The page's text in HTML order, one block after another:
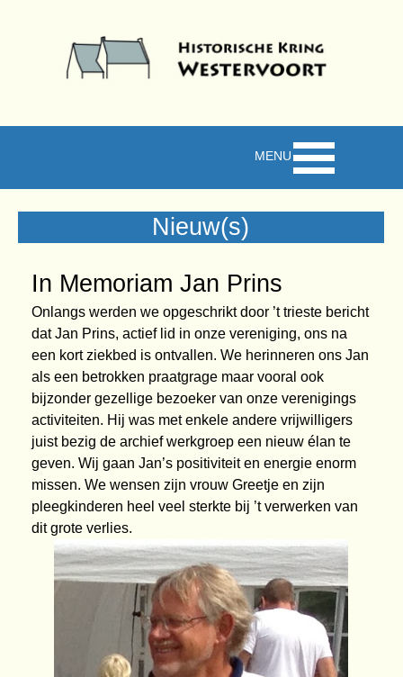
Nieuw(s)
In Memoriam Jan Prins
Onlangs werden we opgeschrikt door ’t trieste bericht
dat Jan Prins, actief lid in onze vereniging, ons na
een kort ziekbed is ontvallen. We herinneren ons Jan
als een betrokken praatgrage maar vooral ook
bijzonder gezellige bezoeker van onze verenigings
activiteiten. Hij was met enkele andere vrijwilligers
juist bezig de archief werkgroep een nieuw élan te
geven. Wij gaan Jan’s positiviteit en energie enorm
missen. We wensen zijn vrouw Greetje en zijn
pleegkinderen heel veel sterkte bij ’t verwerken van
dit grote verlies.